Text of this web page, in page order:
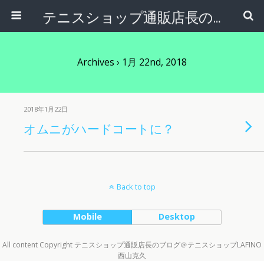
テニスショップ通販店長のブログ＠テニスショップLAFINO 西山克久
Archives › 1月 22nd, 2018
2018年1月22日
オムニがハードコートに？
Back to top
Mobile Desktop
All content Copyright テニスショップ通販店長のブログ＠テニスショップLAFINO
西山克久